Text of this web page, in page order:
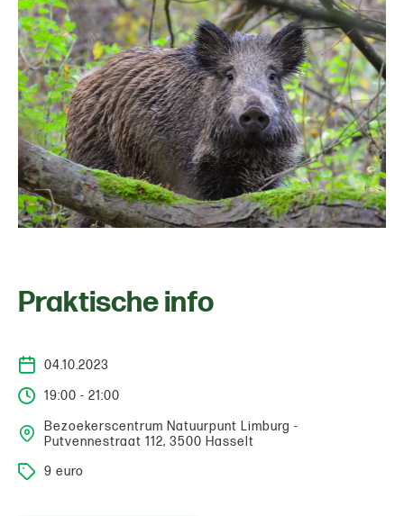
Praktische info
04.10.2023
19:00 - 21:00
Bezoekerscentrum Natuurpunt Limburg -
Putvennestraat 112, 3500 Hasselt
9 euro